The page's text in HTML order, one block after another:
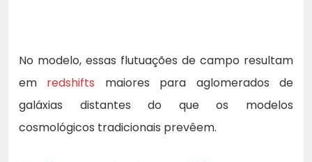
No modelo, essas flutuações de campo resultam
em redshifts maiores para aglomerados de
galáxias distantes do que os modelos
cosmológicos tradicionais prevêem.